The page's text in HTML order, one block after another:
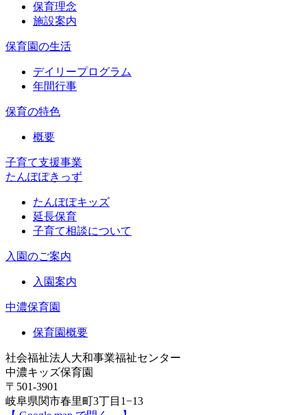
保育理念
施設案内
保育園の生活
デイリープログラム
年間行事
保育の特色
概要
子育て支援事業
たんぽぽきっず
たんぽぽキッズ
延長保育
子育て相談について
入園のご案内
入園案内
中濃保育園
保育園概要
社会福祉法人大和事業福祉センター
中濃キッズ保育園
〒501-3901
岐阜県関市春里町3丁目1−13